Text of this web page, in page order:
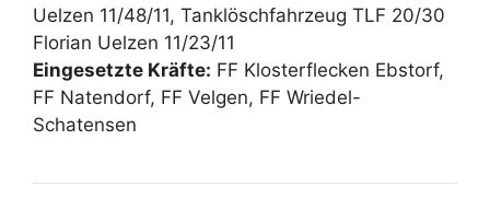
Uelzen 11/48/11, Tanklöschfahrzeug TLF 20/30
Florian Uelzen 11/23/11
Eingesetzte Kräfte: FF Klosterflecken Ebstorf,
FF Natendorf, FF Velgen, FF Wriedel-
Schatensen